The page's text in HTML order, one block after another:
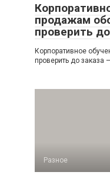
продажам
проверить до
Корпоративное
проверить до заказа
Разное